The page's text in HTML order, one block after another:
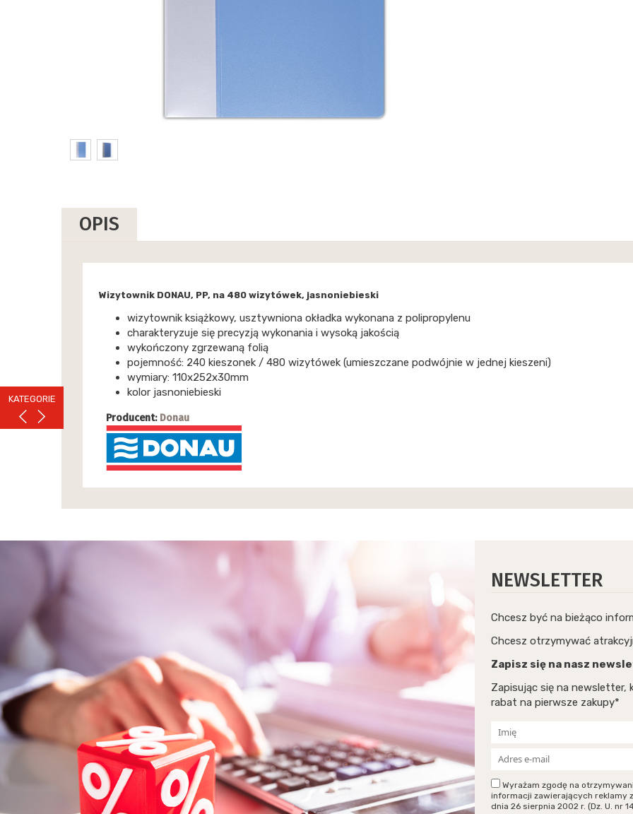
KATEGORIE
OPIS
Wizytownik DONAU, PP, na 480 wizytówek, jasnoniebieski
wizytownik książkowy, usztywniona okładka wykonana z polipropylenu
charakteryzuje się precyzją wykonania i wysoką jakością
wykończony zgrzewaną folią
pojemność: 240 kieszonek / 480 wizytówek (umieszczane podwójnie w jednej kieszeni)
wymiary: 110x252x30mm
kolor jasnoniebieski
Producent: Donau
NEWSLETTER
Chcesz być na bieżąco
Chcesz otrzymywać
Zapisz się na nasz
Zapisując się na
rabat na pierwsze zakupy*
Wyrażam zgodę na
informacji zawierających reklamy
dnia 26 sierpnia 2002 r. (Dz. U. nr